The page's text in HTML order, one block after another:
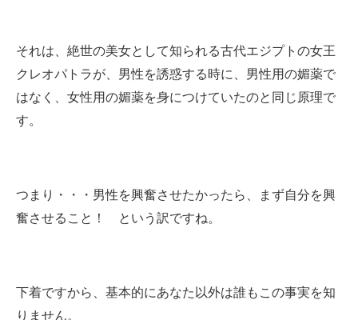
それは、絶世の美女として知られる古代エジプトの女王
クレオパトラが、男性を誘惑する時に、男性用の媚薬で
はなく、女性用の媚薬を身につけていたのと同じ原理で
す。
つまり・・・男性を興奮させたかったら、まず自分を興
奮させること！ という訳ですね。
下着ですから、基本的にあなた以外は誰もこの事実を知
りません。